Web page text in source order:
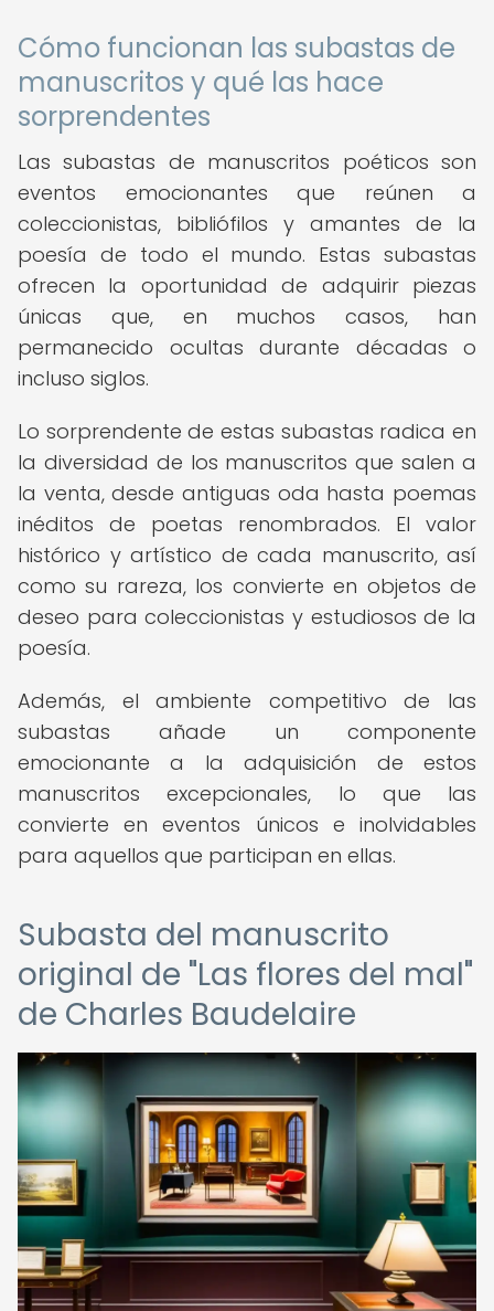
Cómo funcionan las subastas de
manuscritos y qué las hace
sorprendentes
Las subastas de manuscritos poéticos son
eventos emocionantes que reúnen a
coleccionistas, bibliófilos y amantes de la
poesía de todo el mundo. Estas subastas
ofrecen la oportunidad de adquirir piezas
únicas que, en muchos casos, han
permanecido ocultas durante décadas o
incluso siglos.
Lo sorprendente de estas subastas radica en
la diversidad de los manuscritos que salen a
la venta, desde antiguas oda hasta poemas
inéditos de poetas renombrados. El valor
histórico y artístico de cada manuscrito, así
como su rareza, los convierte en objetos de
deseo para coleccionistas y estudiosos de la
poesía.
Además, el ambiente competitivo de las
subastas añade un componente
emocionante a la adquisición de estos
manuscritos excepcionales, lo que las
convierte en eventos únicos e inolvidables
para aquellos que participan en ellas.
Subasta del manuscrito
original de "Las flores del mal"
de Charles Baudelaire